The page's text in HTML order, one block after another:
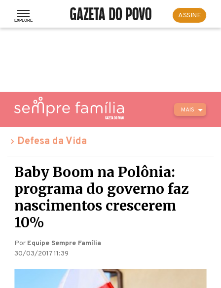
ASSINE
MAIS
Defesa da Vida
Baby Boom na Polônia:
programa do governo faz
nascimentos crescerem
10%
Por Equipe Sempre Família
30/03/2017 11:39